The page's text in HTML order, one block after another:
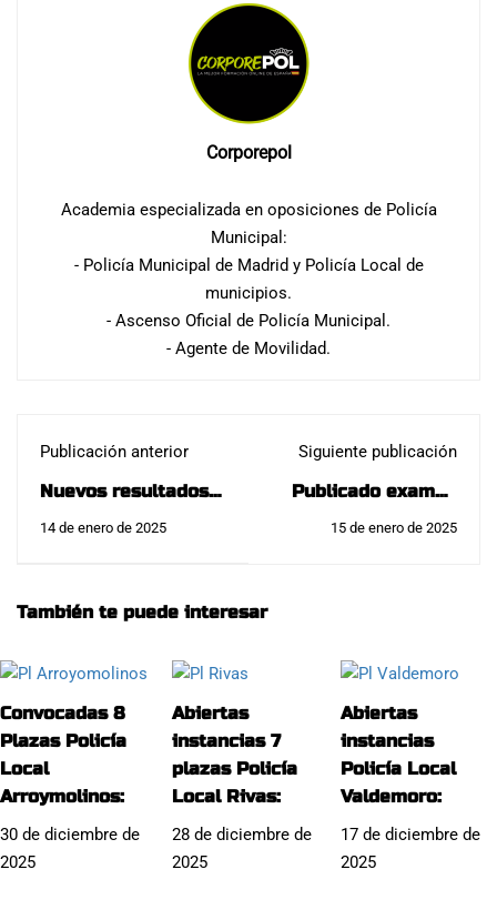
Corporepol
Academia especializada en oposiciones de Policía
Municipal:
- Policía Municipal de Madrid y Policía Local de
municipios.
- Ascenso Oficial de Policía Municipal.
- Agente de Movilidad.
Publicación anterior
Nuevos resultados
IMPRESIONANTES
14 de enero de 2025
Siguiente publicación
Publicado examen
75 plazas Oficial
15 de enero de 2025
También te puede interesar
Convocadas 8
Plazas Policía
Local
Arroymolinos:
30 de diciembre de
2025
Abiertas
instancias 7
plazas Policía
Local Rivas:
28 de diciembre de
2025
Abiertas
instancias
Policía Local
Valdemoro:
17 de diciembre de
2025